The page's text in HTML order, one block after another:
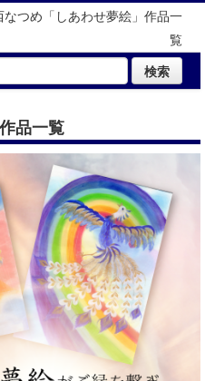
なつめ「しあわせ夢絵」作品一
覧
検索
品一覧